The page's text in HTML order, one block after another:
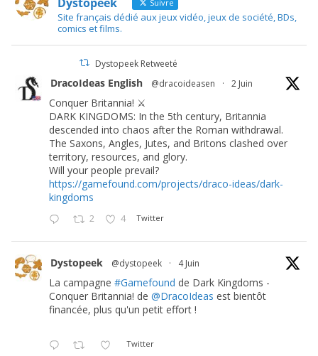
Suivre
Site français dédié aux jeux vidéo, jeux de société, BDs,
comics et films.
Dystopeek Retweeté
DracoIdeas English @dracoideasen · 2 Juin
Conquer Britannia! ⚔️
DARK KINGDOMS: In the 5th century, Britannia
descended into chaos after the Roman withdrawal.
The Saxons, Angles, Jutes, and Britons clashed over
territory, resources, and glory.
Will your people prevail?
https://gamefound.com/projects/draco-ideas/dark-
kingdoms
2 4 Twitter
Dystopeek @dystopeek · 4 Juin
La campagne #Gamefound de Dark Kingdoms -
Conquer Britannia! de @DracoIdeas est bientôt
financée, plus qu'un petit effort !
Twitter